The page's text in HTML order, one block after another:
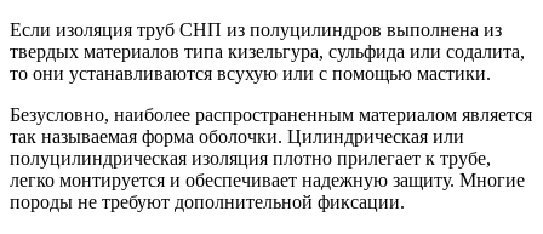
Если изоляция труб СНП из полуцилиндров выполнена из
твердых материалов типа кизельгура, сульфида или содалита,
то они устанавливаются всухую или с помощью мастики.
Безусловно, наиболее распространенным материалом является
так называемая форма оболочки. Цилиндрическая или
полуцилиндрическая изоляция плотно прилегает к трубе,
легко монтируется и обеспечивает надежную защиту. Многие
породы не требуют дополнительной фиксации.